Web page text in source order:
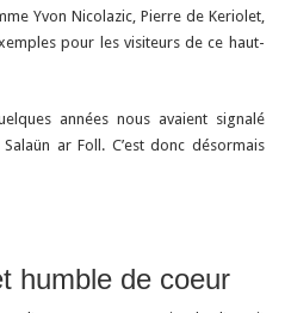
Yvon Nicolazic, Pierre de Keriolet,
pour les visiteurs de ce haut-
années nous avaient signalé
ar Foll. C’est donc désormais
humble de coeur